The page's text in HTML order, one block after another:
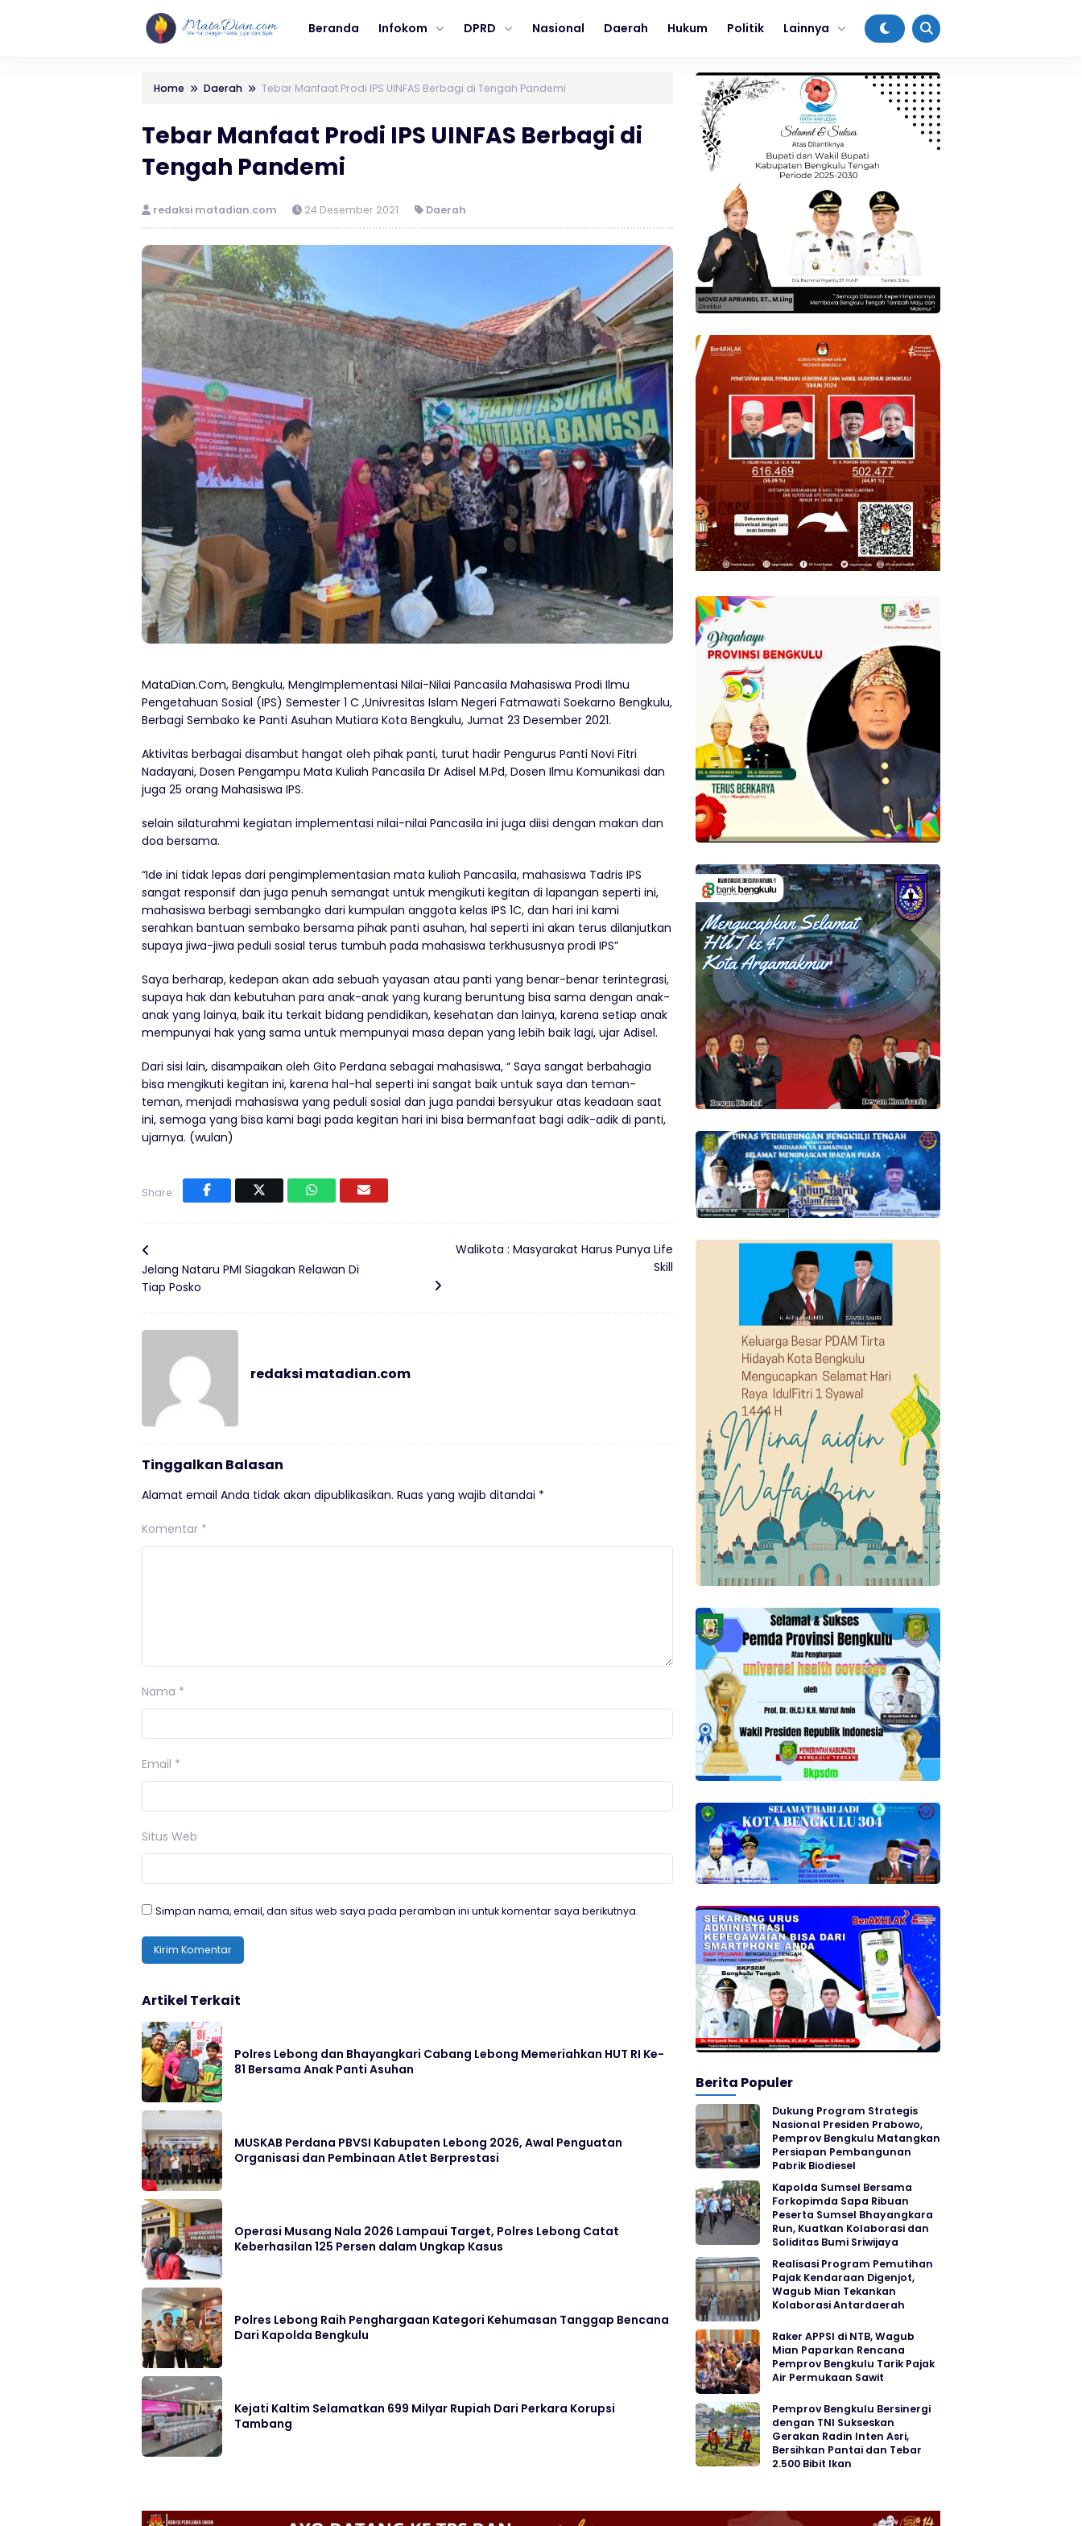
Beranda Infokom DPRD Nasional Daerah Hukum Politik Lainnya
Home Daerah Tebar Manfaat Prodi IPS UINFAS Berbagi di Tengah Pandemi
Tebar Manfaat Prodi IPS UINFAS Berbagi di
Tengah Pandemi
redaksi matadian.com 24 Desember 2021 Daerah
MataDian.Com, Bengkulu, MengImplementasi Nilai-Nilai Pancasila Mahasiswa Prodi Ilmu
Pengetahuan Sosial (IPS) Semester 1 C ,Univresitas Islam Negeri Fatmawati Soekarno Bengkulu,
Berbagi Sembako ke Panti Asuhan Mutiara Kota Bengkulu, Jumat 23 Desember 2021.
Aktivitas berbagai disambut hangat oleh pihak panti, turut hadir Pengurus Panti Novi Fitri
Nadayani, Dosen Pengampu Mata Kuliah Pancasila Dr Adisel M.Pd, Dosen Ilmu Komunikasi dan
juga 25 orang Mahasiswa IPS.
selain silaturahmi kegiatan implementasi nilai-nilai Pancasila ini juga diisi dengan makan dan
doa bersama.
“Ide ini tidak lepas dari pengimplementasian mata kuliah Pancasila, mahasiswa Tadris IPS
sangat responsif dan juga penuh semangat untuk mengikuti kegitan di lapangan seperti ini,
mahasiswa berbagi sembangko dari kumpulan anggota kelas IPS 1C, dan hari ini kami
serahkan bantuan sembako bersama pihak panti asuhan, hal seperti ini akan terus dilanjutkan
supaya jiwa-jiwa peduli sosial terus tumbuh pada mahasiswa terkhususnya prodi IPS”
Saya berharap, kedepan akan ada sebuah yayasan atau panti yang benar-benar terintegrasi,
supaya hak dan kebutuhan para anak-anak yang kurang beruntung bisa sama dengan anak-
anak yang lainya, baik itu terkait bidang pendidikan, kesehatan dan lainya, karena setiap anak
mempunyai hak yang sama untuk mempunyai masa depan yang lebih baik lagi, ujar Adisel.
Dari sisi lain, disampaikan oleh Gito Perdana sebagai mahasiswa, “ Saya sangat berbahagia
bisa mengikuti kegitan ini, karena hal-hal seperti ini sangat baik untuk saya dan teman-
teman, menjadi mahasiswa yang peduli sosial dan juga pandai bersyukur atas keadaan saat
ini, semoga yang bisa kami bagi pada kegitan hari ini bisa bermanfaat bagi adik-adik di panti,
ujarnya. (wulan)
Share:
Jelang Nataru PMI Siagakan Relawan Di
Tiap Posko
Walikota : Masyarakat Harus Punya Life
Skill
redaksi matadian.com
Tinggalkan Balasan
Alamat email Anda tidak akan dipublikasikan. Ruas yang wajib ditandai *
Komentar *
Nama *
Email *
Situs Web
Simpan nama, email, dan situs web saya pada peramban ini untuk komentar saya berikutnya.
Artikel Terkait
Polres Lebong dan Bhayangkari Cabang Lebong Memeriahkan HUT RI Ke-
81 Bersama Anak Panti Asuhan
MUSKAB Perdana PBVSI Kabupaten Lebong 2026, Awal Penguatan
Organisasi dan Pembinaan Atlet Berprestasi
Operasi Musang Nala 2026 Lampaui Target, Polres Lebong Catat
Keberhasilan 125 Persen dalam Ungkap Kasus
Polres Lebong Raih Penghargaan Kategori Kehumasan Tanggap Bencana
Dari Kapolda Bengkulu
Kejati Kaltim Selamatkan 699 Milyar Rupiah Dari Perkara Korupsi
Tambang
Berita Populer
Dukung Program Strategis
Nasional Presiden Prabowo,
Pemprov Bengkulu Matangkan
Persiapan Pembangunan
Pabrik Biodiesel
Kapolda Sumsel Bersama
Forkopimda Sapa Ribuan
Peserta Sumsel Bhayangkara
Run, Kuatkan Kolaborasi dan
Soliditas Bumi Sriwijaya
Realisasi Program Pemutihan
Pajak Kendaraan Digenjot,
Wagub Mian Tekankan
Kolaborasi Antardaerah
Raker APPSI di NTB, Wagub
Mian Paparkan Rencana
Pemprov Bengkulu Tarik Pajak
Air Permukaan Sawit
Pemprov Bengkulu Bersinergi
dengan TNI Sukseskan
Gerakan Radin Inten Asri,
Bersihkan Pantai dan Tebar
2.500 Bibit Ikan